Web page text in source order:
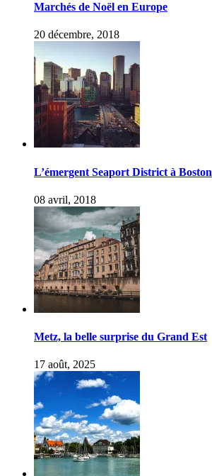
Marchés de Noël en Europe
20 décembre, 2018
L’émergent Seaport District à Boston
08 avril, 2018
Metz, la belle surprise du Grand Est
17 août, 2025